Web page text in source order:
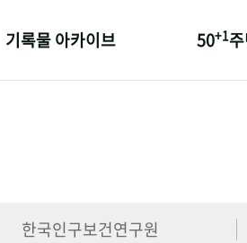
기록물 아카이브 50+1
세계와 함
한국인구보건연구원